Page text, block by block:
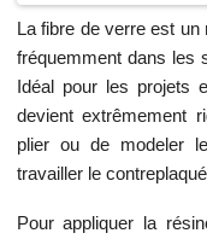
La fibre de verre est un
fréquemment dans les
Idéal pour les projets
devient extrêmement
plier ou de modeler
travailler le
Pour appliquer la